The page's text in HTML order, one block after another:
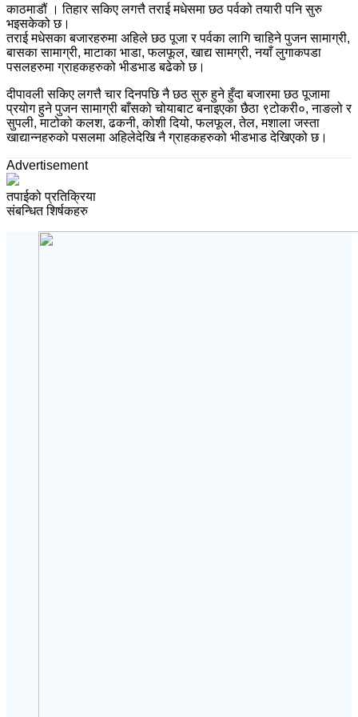
काठमाडौं । तिहार सकिए लगत्तै तराई मधेसमा छठ पर्वको तयारी पनि सुरु
भइसकेको छ।
तराई मधेसका बजारहरुमा अहिले छठ पूजा र पर्वका लागि चाहिने पुजन सामाग्री,
बासका सामाग्री, माटाका भाडा, फलफूल, खाद्य सामग्री, नयाँ लुगाकपडा
पसलहरुमा ग्राहकहरुको भीडभाड बढेको छ।
दीपावली सकिए लगत्तै चार दिनपछि नै छठ सुरु हुने हुँदा बजारमा छठ पूजामा
प्रयोग हुने पुजन सामाग्री बाँसको चोयाबाट बनाइएका छैठा ९टोकरी०, नाङलो र
सुपली, माटोको कलश, ढकनी, कोशी दियो, फलफूल, तेल, मशाला जस्ता
खाद्यान्नहरुको पसलमा अहिलेदेखि नै ग्राहकहरुको भीडभाड देखिएको छ।
Advertisement
तपाईको प्रतिक्रिया
संबन्धित शिर्षकहरु